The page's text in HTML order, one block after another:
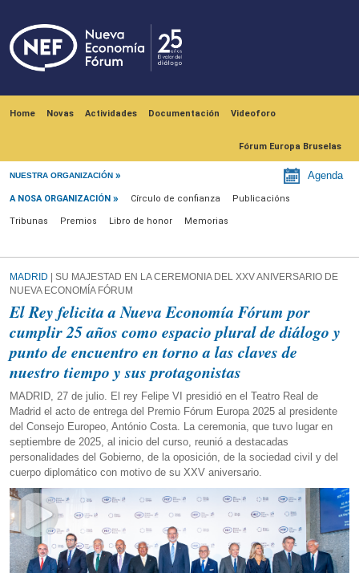
Home Novas Actividades Documentación Videoforo
Fórum Europa Bruselas
NUESTRA ORGANIZACIÓN Agenda
A nosa organización
A NOSA ORGANIZACIÓN Círculo de confianza Publicacións
Tribunas Premios Libro de honor Memorias
MADRID | SU MAJESTAD EN LA CEREMONIA DEL XXV ANIVERSARIO DE
NUEVA ECONOMÍA FÓRUM
El Rey felicita a Nueva Economía Fórum por
cumplir 25 años como espacio plural de diálogo y
punto de encuentro en torno a las claves de
nuestro tiempo y sus protagonistas
MADRID, 27 de julio. El rey Felipe VI presidió en el Teatro Real de
Madrid el acto de entrega del Premio Fórum Europa 2025 al presidente
del Consejo Europeo, António Costa. La ceremonia, que tuvo lugar en
septiembre de 2025, al inicio del curso, reunió a destacadas
personalidades del Gobierno, de la oposición, de la sociedad civil y del
cuerpo diplomático con motivo de su XXV aniversario.